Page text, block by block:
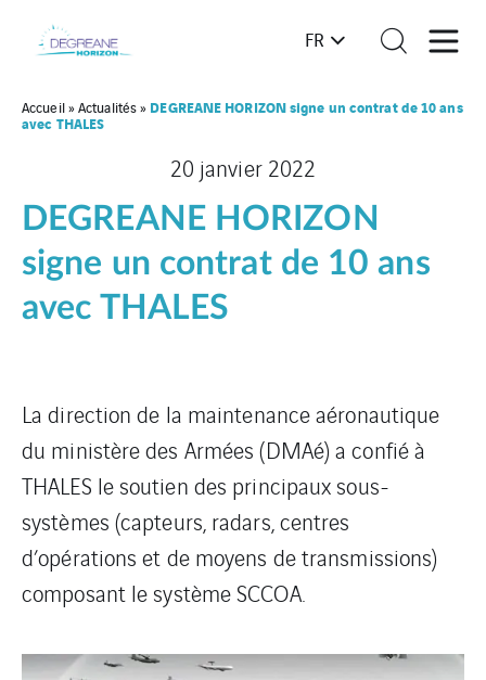
FR
Accueil»Actualités» DEGREANE HORIZON signe un contrat de 10 ans
avec THALES
20 janvier 2022
DEGREANE HORIZON
signe un contrat de 10 ans
avec THALES
La direction de la maintenance aéronautique
du ministère des Armées (DMAé) a confié à
THALES le soutien des principaux sous-
systèmes (capteurs, radars, centres
d’opérations et de moyens de transmissions)
composant le système SCCOA.